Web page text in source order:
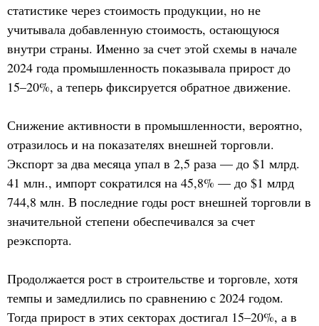
статистике через стоимость продукции, но не
учитывала добавленную стоимость, остающуюся
внутри страны. Именно за счет этой схемы в начале
2024 года промышленность показывала прирост до
15–20%, а теперь фиксируется обратное движение.
Снижение активности в промышленности, вероятно,
отразилось и на показателях внешней торговли.
Экспорт за два месяца упал в 2,5 раза — до $1 млрд.
41 млн., импорт сократился на 45,8% — до $1 млрд
744,8 млн. В последние годы рост внешней торговли в
значительной степени обеспечивался за счет
реэкспорта.
Продолжается рост в строительстве и торговле, хотя
темпы и замедлились по сравнению с 2024 годом.
Тогда прирост в этих секторах достигал 15–20%, а в